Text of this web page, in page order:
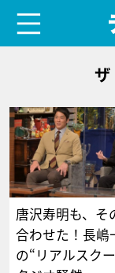
唐沢寿明も、そ
合わせた！長嶋
の“リアルスク